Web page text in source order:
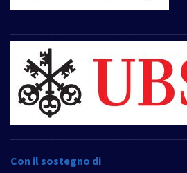
Con il sostegno di